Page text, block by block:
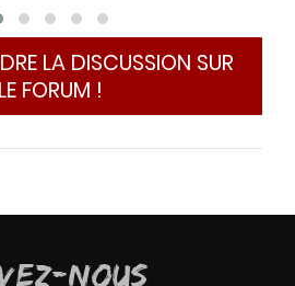
LA DISCUSSION SUR
LE FORUM !
NOUS